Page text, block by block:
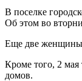
В поселке
Об этом во
Еще две женщины
Кроме того, 2 мая
домов.